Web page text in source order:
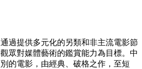
過提供多元化的另類和非主流電影節
眾對媒體藝術的鑑賞能力為目標。中
的電影，由經典、破格之作，至短